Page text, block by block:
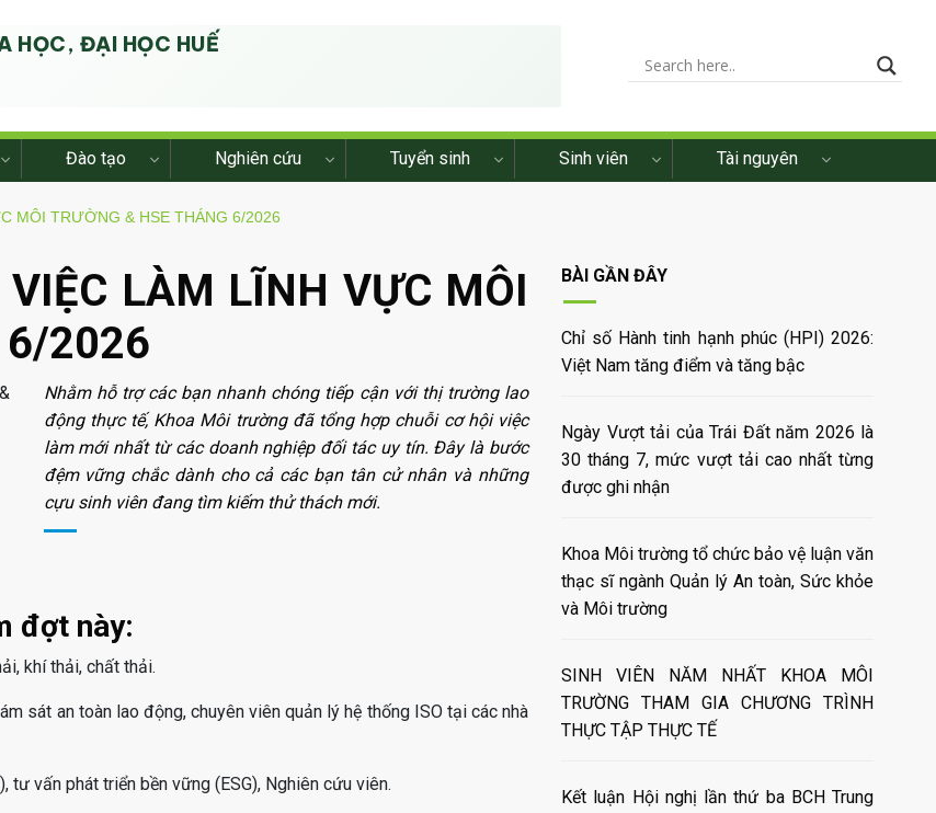
HỌC, ĐẠI HỌC HUẾ
Đào tạo Nghiên cứu Tuyển sinh Sinh viên Tài nguyên
MÔI TRƯỜNG & HSE THÁNG 6/2026
VIỆC LÀM LĨNH VỰC MÔI
6/2026
Nhằm hỗ trợ các bạn nhanh chóng tiếp cận với thị trường lao
động thực tế, Khoa Môi trường đã tổng hợp chuỗi cơ hội việc
làm mới nhất từ các doanh nghiệp đối tác uy tín. Đây là bước
đệm vững chắc dành cho cả các bạn tân cử nhân và những
cựu sinh viên đang tìm kiếm thử thách mới.
đợt này:
khí thải, chất thải.
sát an toàn lao động, chuyên viên quản lý hệ thống ISO tại các nhà
vấn phát triển bền vững (ESG), Nghiên cứu viên.
BÀI GẦN ĐÂY
Chỉ số Hành tinh hạnh phúc (HPI) 2026:
Việt Nam tăng điểm và tăng bậc
Ngày Vượt tải của Trái Đất năm 2026 là
30 tháng 7, mức vượt tải cao nhất từng
được ghi nhận
Khoa Môi trường tổ chức bảo vệ luận văn
thạc sĩ ngành Quản lý An toàn, Sức khỏe
và Môi trường
SINH VIÊN NĂM NHẤT KHOA MÔI
TRƯỜNG THAM GIA CHƯƠNG TRÌNH
THỰC TẬP THỰC TẾ
Kết luận Hội nghị lần thứ ba BCH Trung